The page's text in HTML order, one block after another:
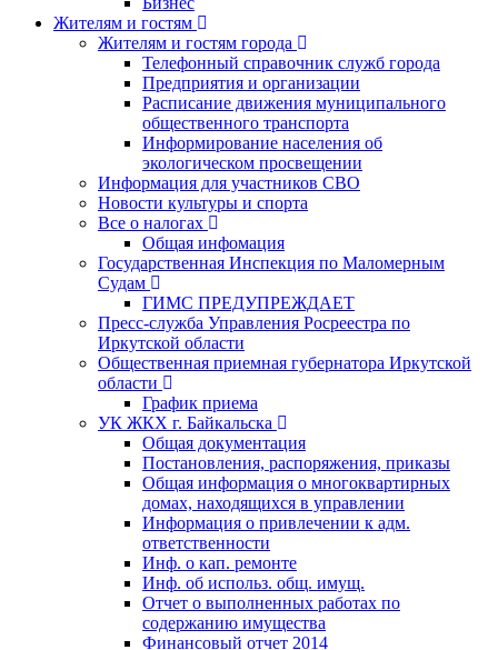
Жителям и гостям
Жителям и гостям города
Телефонный справочник служб города
Предприятия и организации
Расписание движения муниципального
общественного транспорта
Информирование населения об
экологическом просвещении
Информация для участников СВО
Новости культуры и спорта
Все о налогах
Общая инфомация
Государственная Инспекция по Маломерным
Судам
ГИМС ПРЕДУПРЕЖДАЕТ
Пресс-служба Управления Росреестра по
Иркутской области
Общественная приемная губернатора Иркутской
области
График приема
УК ЖКХ г. Байкальска
Общая документация
Постановления, распоряжения, приказы
Общая информация о многоквартирных
домах, находящихся в управлении
Информация о привлечении к адм.
ответственности
Инф. о кап. ремонте
Инф. об использ. общ. имущ.
Отчет о выполненных работах по
содержанию имущества
Финансовый отчет 2014